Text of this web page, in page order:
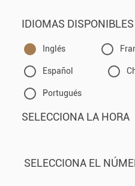
IDIOMAS DISPONIBLES
Inglés
Español
Portugués
SELECCIONA LA HORA
SELECCIONA EL